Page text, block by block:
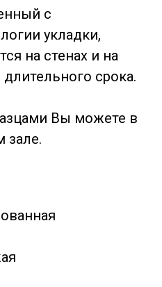
с
укладки,
на стенах и на
срока.
Вы можете в
зале.